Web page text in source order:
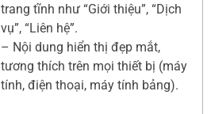
trang tĩnh như “Giới thiệu”, “Dịch
vụ”, “Liên hệ”.
– Nội dung hiển thị đẹp mắt,
tương thích trên mọi thiết bị (máy
tính, điện thoại, máy tính bảng).